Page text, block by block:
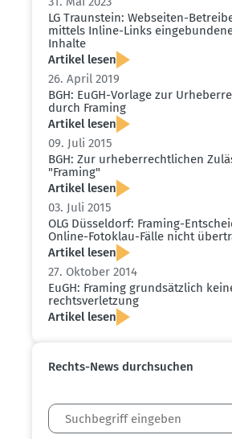
LG Traun­stein: Webseiten-
mittels Inline-Links
Inhalte
Artikel lesen
26. April 2019
BGH: EuGH-Vorlage zur
durch Framing
Artikel lesen
09. Juli 2015
BGH: Zur urheber­recht­lichen
"Framing"
Artikel lesen
03. Juli 2015
OLG Düsseldorf: Framing-
Online-Fotoklau-Fälle nicht
Artikel lesen
27. Oktober 2014
EuGH: Framing grund­sätzlich
rechts­ver­letzung
Artikel lesen
Rechts-News durch­suchen